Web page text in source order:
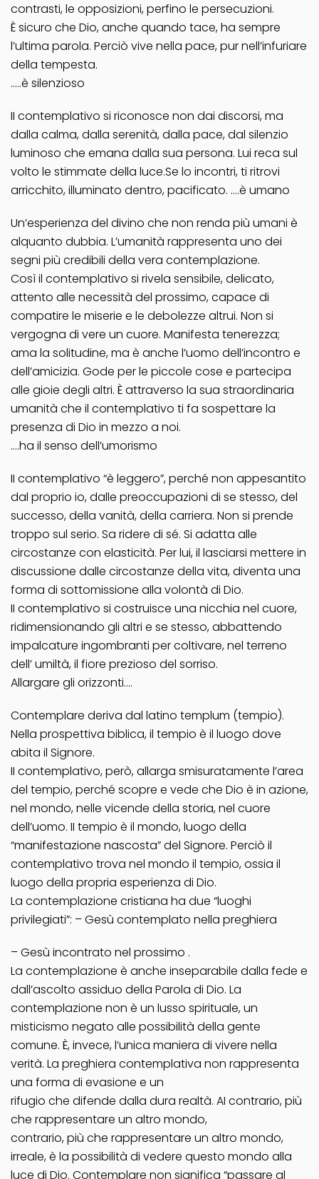
contrasti, le opposizioni, perfino le persecuzioni.
È sicuro che Dio, anche quando tace, ha sempre
l’ultima parola. Perciò vive nella pace, pur nell’infuriare
della tempesta.
…..è silenzioso
II contemplativo si riconosce non dai discorsi, ma
dalla calma, dalla serenità, dalla pace, dal silenzio
luminoso che emana dalla sua persona. Lui reca sul
volto le stimmate della luce.Se lo incontri, ti ritrovi
arricchito, illuminato dentro, pacificato. ….è umano
Un’esperienza del divino che non renda più umani è
alquanto dubbia. L’umanità rappresenta uno dei
segni più credibili della vera contemplazione.
Così il contemplativo si rivela sensibile, delicato,
attento alle necessità del prossimo, capace di
compatire le miserie e le debolezze altrui. Non si
vergogna di vere un cuore. Manifesta tenerezza;
ama la solitudine, ma è anche l’uomo dell’incontro e
dell’amicizia. Gode per le piccole cose e partecipa
alle gioie degli altri. È attraverso la sua straordinaria
umanità che il contemplativo ti fa sospettare la
presenza di Dio in mezzo a noi.
….ha il senso dell’umorismo
II contemplativo “è leggero”, perché non appesantito
dal proprio io, dalle preoccupazioni di se stesso, del
successo, della vanità, della carriera. Non si prende
troppo sul serio. Sa ridere di sé. Si adatta alle
circostanze con elasticità. Per lui, il lasciarsi mettere in
discussione dalle circostanze della vita, diventa una
forma di sottomissione alla volontà di Dio.
II contemplativo si costruisce una nicchia nel cuore,
ridimensionando gli altri e se stesso, abbattendo
impalcature ingombranti per coltivare, nel terreno
dell’ umiltà, il fiore prezioso del sorriso.
Allargare gli orizzonti….
Contemplare deriva dal latino templum (tempio).
Nella prospettiva biblica, il tempio è il luogo dove
abita il Signore.
II contemplativo, però, allarga smisuratamente l’area
del tempio, perché scopre e vede che Dio è in azione,
nel mondo, nelle vicende della storia, nel cuore
dell’uomo. II tempio è il mondo, luogo della
“manifestazione nascosta” del Signore. Perciò il
contemplativo trova nel mondo il tempio, ossia il
luogo della propria esperienza di Dio.
La contemplazione cristiana ha due “luoghi
privilegiati”: – Gesù contemplato nella preghiera
– Gesù incontrato nel prossimo .
La contemplazione è anche inseparabile dalla fede e
dall’ascolto assiduo della Parola di Dio. La
contemplazione non è un lusso spirituale, un
misticismo negato alle possibilità della gente
comune. È, invece, l’unica maniera di vivere nella
verità. La preghiera contemplativa non rappresenta
una forma di evasione e un
rifugio che difende dalla dura realtà. AI contrario, più
che rappresentare un altro mondo,
contrario, più che rappresentare un altro mondo,
irreale, è la possibilità di vedere questo mondo alla
luce di Dio. Contemplare non significa “passare al